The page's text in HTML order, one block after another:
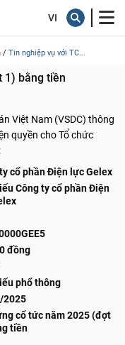
/ Tin nghiệp vụ với TC...
1) bằng tiền
Việt Nam (VSDC) thông
quyền cho Tổ chức
cổ phần Điện lực Gelex
Công ty cổ phần Điện
đồng
phổ thông
2025
cổ tức năm 2025 (đợt
tiền